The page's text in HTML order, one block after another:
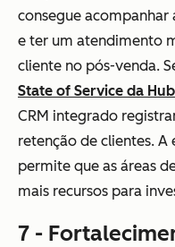
consegue acompanhar
e ter um atendimento
cliente no pós-venda.
State of Service da
CRM integrado
retenção de clientes.
permite que as áreas
mais recursos para
7 -